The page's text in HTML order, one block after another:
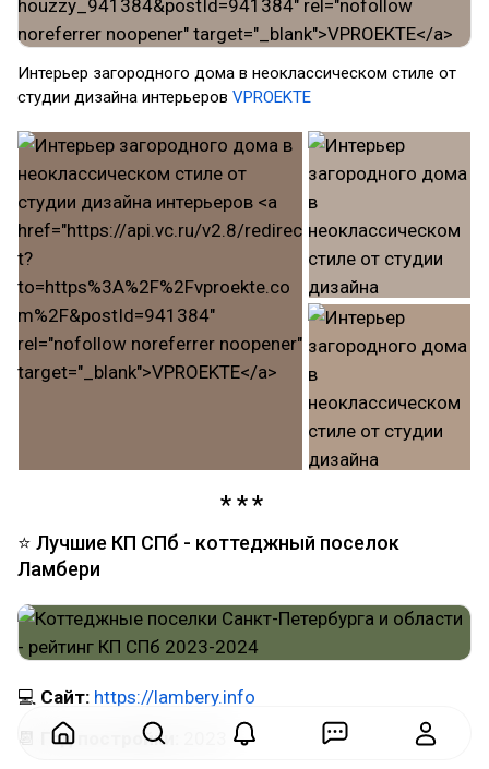
Интерьер загородного дома в неоклассическом стиле от
студии дизайна интерьеров VPROEKTE
⭐ Лучшие КП СПб - коттеджный поселок
Ламбери
💻 Сайт: https://lambery.info
📆
Год постройки: